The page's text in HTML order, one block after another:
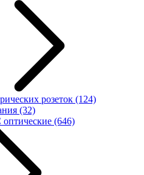
розеток (124)
(32)
(646)